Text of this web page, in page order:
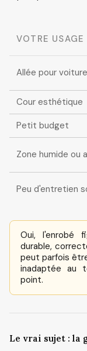
VOTRE USAGE
Allée pour voiture
Cour esthétique
Petit budget
Zone humide ou
Peu d'entretien
Oui, l'enrobé
durable,
peut parfois
inadaptée au
point.
Le vrai sujet : la